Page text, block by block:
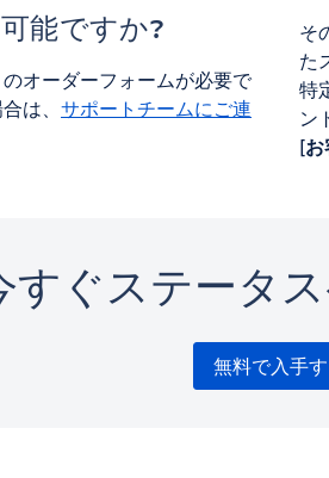
能ですか?
オーダーフォームが必要で
は、 サポートチームにご連
そ
た
特
ン
[
すぐステータ
無料で入手